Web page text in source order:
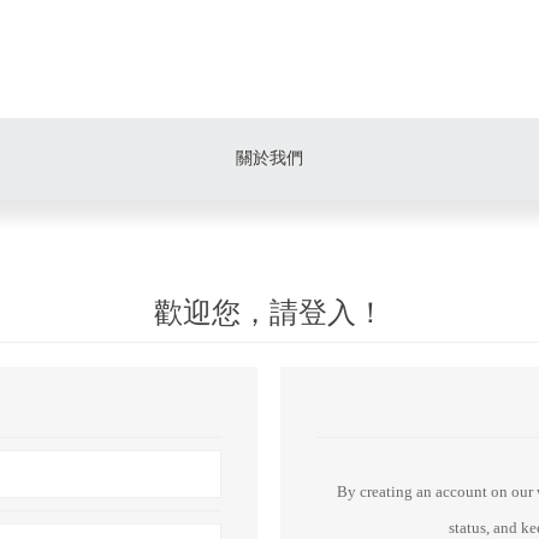
關於我們
歡迎您，請登入！
By creating an account on our
status, and